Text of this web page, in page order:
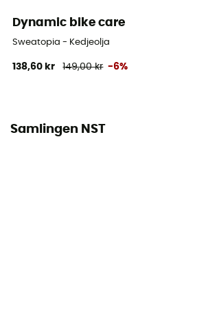
Dynamic bike care
Sweatopia - Kedjeolja
138,60 kr 149,00 kr -6%
Samlingen NST